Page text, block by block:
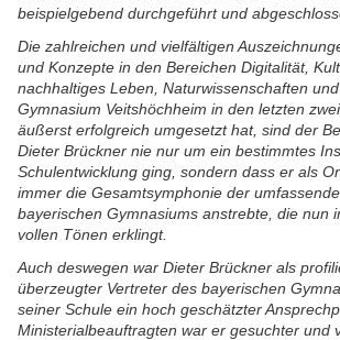
beispielgebend durchgeführt und
Die zahlreichen und vielfältigen
und Konzepte in den Bereichen Digitalität,
nachhaltiges Leben, Naturwissenschaften
Gymnasium Veitshöchheim in den letzten
äußerst erfolgreich umgesetzt hat, sind der
Dieter Brückner nie nur um ein bestimmtes
Schulentwicklung ging, sondern dass er als
immer die Gesamtsymphonie der
bayerischen Gymnasiums anstrebte, die nun
vollen Tönen erklingt.
Auch deswegen war Dieter Brückner als
überzeugter Vertreter des bayerischen
seiner Schule ein hoch geschätzter
Ministerialbeauftragten war er gesuchter und